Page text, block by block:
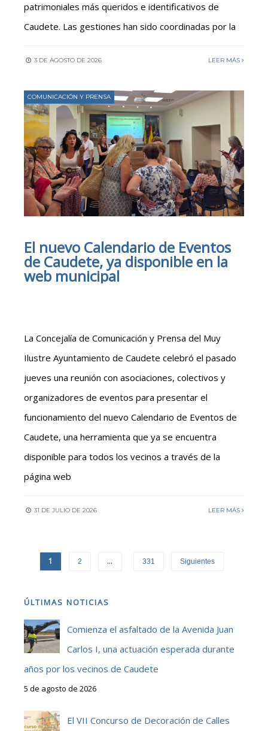
patrimoniales más queridos e identificativos de
Caudete. Las gestiones han sido coordinadas por la
3 DE AGOSTO DE 2026 LEER MÁS
COMUNICACIÓN Y PRENSA
El nuevo Calendario de Eventos
de Caudete, ya disponible en la
web municipal
La Concejalía de Comunicación y Prensa del Muy
Ilustre Ayuntamiento de Caudete celebró el pasado
jueves una reunión con asociaciones, colectivos y
organizadores de eventos para presentar el
funcionamiento del nuevo Calendario de Eventos de
Caudete, una herramienta que ya se encuentra
disponible para todos los vecinos a través de la
página web
31 DE JULIO DE 2026 LEER MÁS
1 2 … 331 Siguientes
ÚLTIMAS NOTICIAS
Comienza el asfaltado de la Avenida Juan
Carlos I, una actuación esperada durante
años por los vecinos de Caudete
5 de agosto de 2026
El VII Concurso de Decoración de Calles